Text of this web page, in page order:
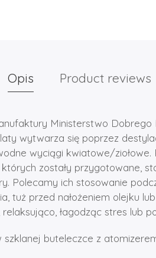
Opis Product reviews
Ministerstwo Dobrego
wytwarza się poprzez
wyciągi kwiatowe/
zostały przygotowane,
Polecamy ich stosowanie
tuż przed nałożeniem olejku
łagodząc stres lub
buteleczce z